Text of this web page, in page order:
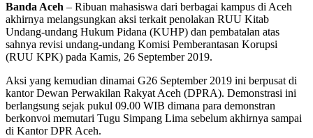
Banda Aceh – Ribuan mahasiswa dari berbagai kampus di Aceh
akhirnya melangsungkan aksi terkait penolakan RUU Kitab
Undang-undang Hukum Pidana (KUHP) dan pembatalan atas
sahnya revisi undang-undang Komisi Pemberantasan Korupsi
(RUU KPK) pada Kamis, 26 September 2019.
Aksi yang kemudian dinamai G26 September 2019 ini berpusat di
kantor Dewan Perwakilan Rakyat Aceh (DPRA). Demonstrasi ini
berlangsung sejak pukul 09.00 WIB dimana para demonstran
berkonvoi memutari Tugu Simpang Lima sebelum akhirnya sampai
di Kantor DPR Aceh.